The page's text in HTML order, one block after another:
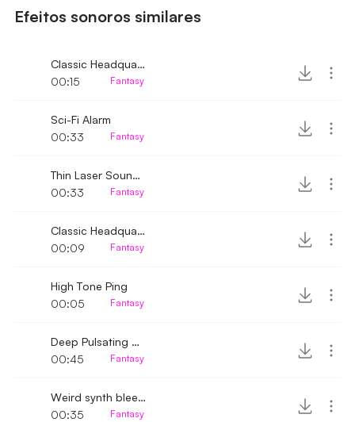
Efeitos sonoros similares
Classic Headquarters Sci-Fi Alarm
00:15
Fantasy
Sci-Fi Alarm
00:33
Fantasy
Thin Laser Sound Effect
00:33
Fantasy
Classic Headquarters Alarm
00:09
Fantasy
High Tone Ping
00:05
Fantasy
Deep Pulsating Synth
00:45
Fantasy
Weird synth bleeps
00:35
Fantasy